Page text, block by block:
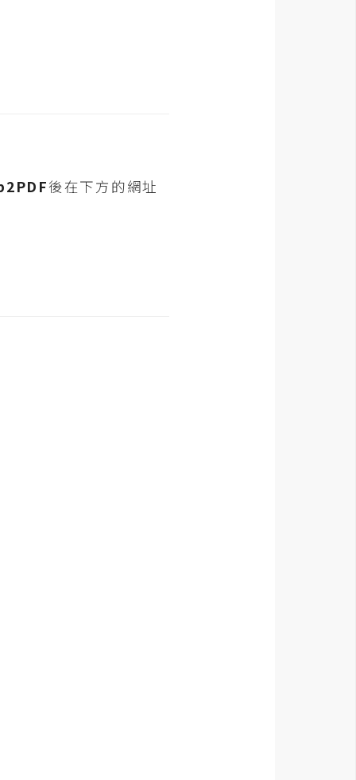
後在下方的網址